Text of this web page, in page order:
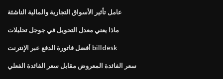
عامل تأثير الأسواق التجارية والمالية الناشئة
ماذا يعني معدل التحويل في جوجل تحليلات
أفضل فاتورة الدفع عبر الإنترنت billdesk
سعر الفائدة المعروض مقابل سعر الفائدة الفعلي